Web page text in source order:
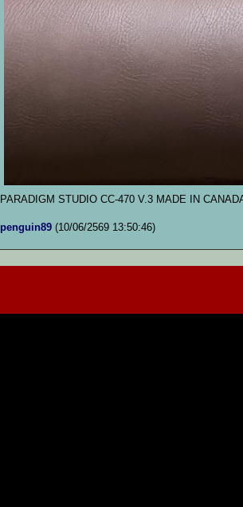
PARADIGM STUDIO CC-470 V.3 MADE IN
penguin89 (10/06/2569 13:50:46)